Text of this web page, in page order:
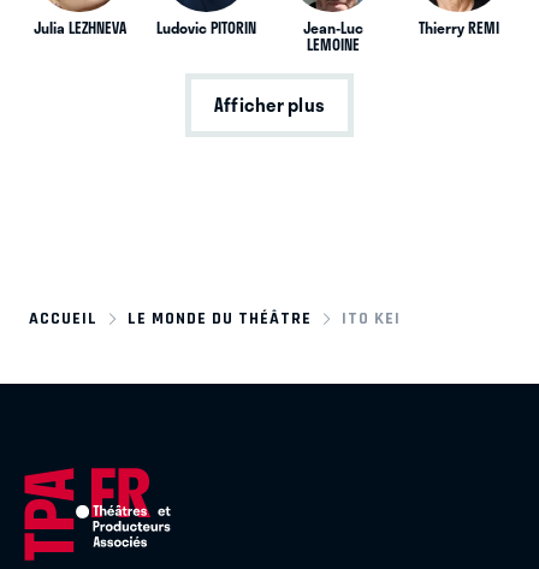
Julia LEZHNEVA Ludovic PITORIN Jean-Luc
LEMOINE
Thierry REMI
Afficher plus
ACCUEIL LE MONDE DU THÉÂTRE ITO KEI